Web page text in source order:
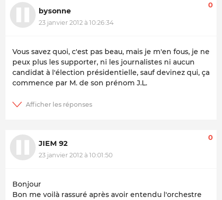
bysonne
23 janvier 2012 à 10:26:34
0
Vous savez quoi, c'est pas beau, mais je m'en fous, je ne
peux plus les supporter, ni les journalistes ni aucun
candidat à l'élection présidentielle, sauf devinez qui, ça
commence par M. de son prénom J.L.
JIEM 92
23 janvier 2012 à 10:01:50
0
Bonjour
Bon me voilà rassuré après avoir entendu l'orchestre